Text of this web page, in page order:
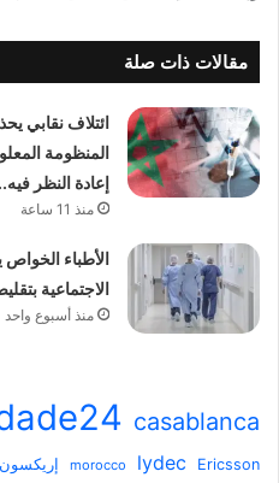
مقالات ذات صلة
ائتلاف نقابي
المنظومة
إعادة النظر فيه..
منذ 11 ساعة
الأطباء
الاجتماعية
منذ أسبوع واحد
casablanca
Ericsson
lydec
morocco إريكسون